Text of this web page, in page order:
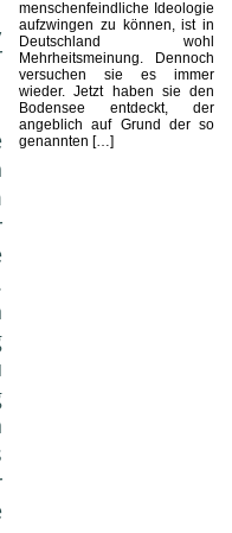
menschenfeindliche Ideologie
aufzwingen zu können, ist in
Deutschland wohl
Mehrheitsmeinung. Dennoch
versuchen sie es immer
wieder. Jetzt haben sie den
Bodensee entdeckt, der
angeblich auf Grund der so
genannten […]